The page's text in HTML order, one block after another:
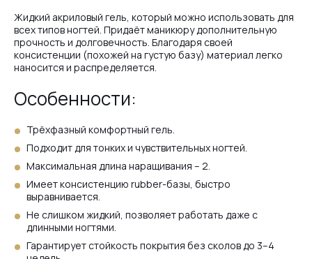
#67
#66
#63
#64
Жидкий акриловый гель, который можно использовать для
всех типов ногтей. Придаёт маникюру дополнительную
прочность и долговечность. Благодаря своей
консистенции (похожей на густую базу) материал легко
наносится и распределяется.
Особенности:
Трёхфазный комфортный гель.
Подходит для тонких и чувствительных ногтей.
Максимальная длина наращивания – 2.
Имеет консистенцию rubber-базы, быстро
выравнивается.
Не слишком жидкий, позволяет работать даже с
длинными ногтями.
Гарантирует стойкость покрытия без сколов до 3–4